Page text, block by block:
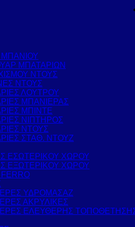
ΜΠΑΝΙΟΥ
ΜΠΑΤΑΡΙΩΝ
ΝΤΟΥΣ
ΝΤΟΥΣ
ΛΟΥΤΡΟΥ
ΜΠΑΝΙΕΡΑΣ
ΜΠΙΝΤΕ
ΝΙΠΤΗΡΟΣ
ΝΤΟΥΣ
ΣΤΑΘ. ΝΤΟΥΖ
ΕΣΩΤΕΡΙΚΟΥ ΧΩΡΟΥ
ΕΞΩΤΕΡΙΚΟΥ ΧΩΡΟΥ
ΥΔΡΟΜΑΣΑΖ
ΑΚΡΥΛΙΚΕΣ
ΕΛΕΥΘΕΡΗΣ